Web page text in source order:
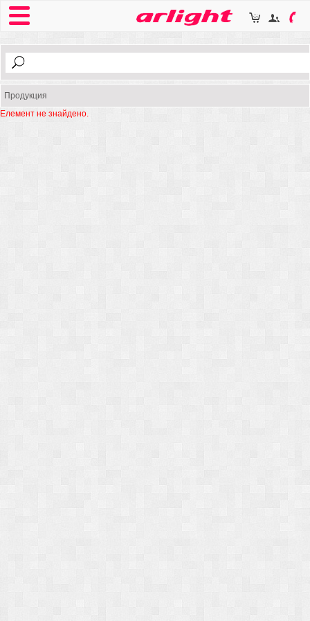
Продукция
Елемент не знайдено.